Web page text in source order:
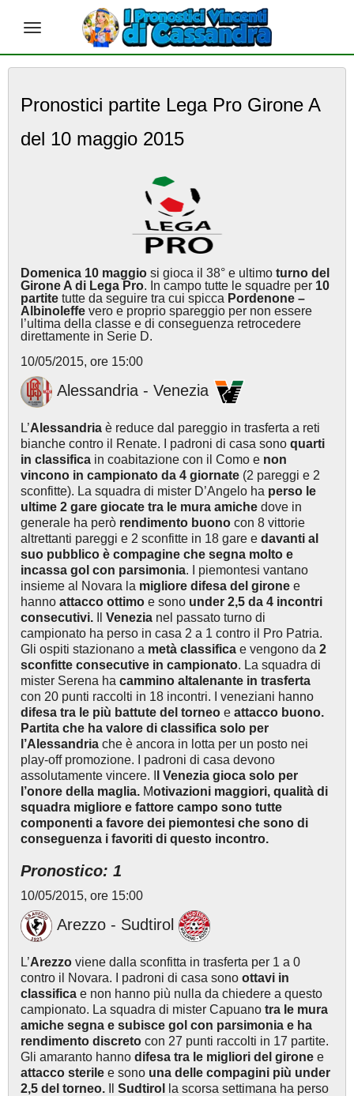
Pronostici partite Lega Pro Girone A
del 10 maggio 2015
Domenica 10 maggio si gioca il 38° e ultimo turno del
Girone A di Lega Pro. In campo tutte le squadre per 10
partite tutte da seguire tra cui spicca Pordenone –
Albinoleffe vero e proprio spareggio per non essere
l’ultima della classe e di conseguenza retrocedere
direttamente in Serie D.
10/05/2015, ore 15:00
Alessandria - Venezia
L’Alessandria è reduce dal pareggio in trasferta a reti
bianche contro il Renate. I padroni di casa sono quarti
in classifica in coabitazione con il Como e non
vincono in campionato da 4 giornate (2 pareggi e 2
sconfitte). La squadra di mister D’Angelo ha perso le
ultime 2 gare giocate tra le mura amiche dove in
generale ha però rendimento buono con 8 vittorie
altrettanti pareggi e 2 sconfitte in 18 gare e davanti al
suo pubblico è compagine che segna molto e
incassa gol con parsimonia. I piemontesi vantano
insieme al Novara la migliore difesa del girone e
hanno attacco ottimo e sono under 2,5 da 4 incontri
consecutivi.
Venezia nel passato turno di
campionato ha perso in casa 2 a 1 contro il Pro Patria.
Gli ospiti stazionano a metà classifica e vengono da 2
sconfitte consecutive in campionato. La squadra di
mister Serena ha cammino altalenante in trasferta
con 20 punti raccolti in 18 incontri. I veneziani hanno
difesa tra le più battute del torneo e attacco buono.
Partita che ha valore di classifica solo per
l’Alessandria che è ancora in lotta per un posto nei
play-off promozione. I padroni di casa devono
assolutamente vincere. I
l Venezia gioca solo per
l’onore della maglia. Motivazioni maggiori, qualità di
squadra migliore e fattore campo sono tutte
componenti a favore dei piemontesi che sono di
conseguenza i favoriti di questo incontro.
Pronostico: 1
10/05/2015, ore 15:00
Arezzo - Sudtirol
L’Arezzo viene dalla sconfitta in trasferta per 1 a 0
contro il Novara. I padroni di casa sono ottavi in
classifica e non hanno più nulla da chiedere a questo
campionato. La squadra di mister Capuano tra le mura
amiche segna e subisce gol con parsimonia e ha
rendimento discreto con 27 punti raccolti in 17 partite.
Gli amaranto hanno difesa tra le migliori del girone e
attacco sterile e sono una delle compagini più under
2,5 del torneo.
Sudtirol
la scorsa settimana ha perso